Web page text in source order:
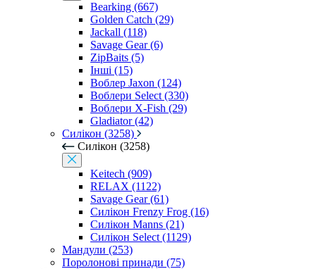
Bearking (667)
Golden Catch (29)
Jackall (118)
Savage Gear (6)
ZipBaits (5)
Інші (15)
Воблер Jaxon (124)
Воблери Select (330)
Воблери X-Fish (29)
Gladiator (42)
Силікон (3258)
Силікон (3258)
Keitech (909)
RELAX (1122)
Savage Gear (61)
Силікон Frenzy Frog (16)
Силікон Manns (21)
Силікон Select (1129)
Мандули (253)
Поролонові принади (75)